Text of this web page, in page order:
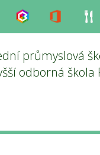
Bakaláři Office
průmyslová
odborná